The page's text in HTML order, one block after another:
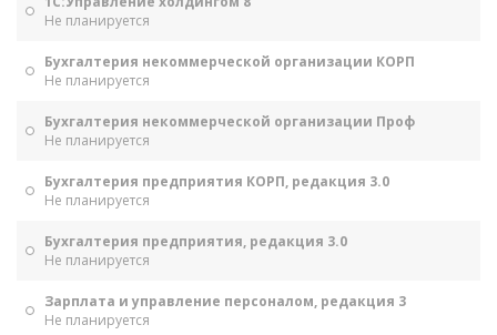
Не планируется
Бухгалтерия некоммерческой организации КОРП
Не планируется
Бухгалтерия некоммерческой организации Проф
Не планируется
Бухгалтерия предприятия КОРП, редакция 3.0
Не планируется
Бухгалтерия предприятия, редакция 3.0
Не планируется
Зарплата и управление персоналом, редакция 3
Не планируется